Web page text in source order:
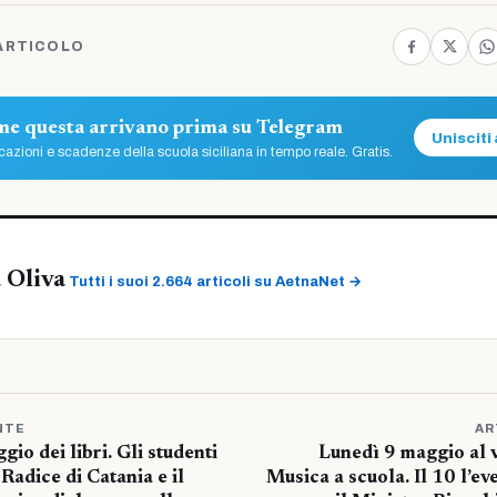
questa arrivano prima su Telegram
e scadenze della scuola siciliana in tempo reale. Gratis.
Unisciti
Oliva Tutti i suoi 2.664 articoli su AetnaNet →
dei libri. Gli studenti
di Catania e il
Lunedì 9 maggio al
Musica a scuola. Il 10